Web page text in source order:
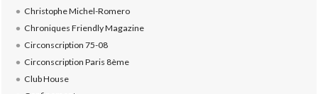
Christophe Michel-Romero
Chroniques Friendly Magazine
Circonscription 75-08
Circonscription Paris 8ème
Club House